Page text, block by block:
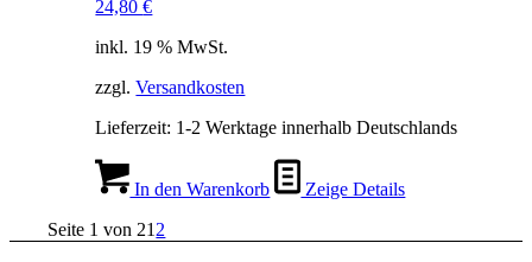
24,80€
inkl. 19 % MwSt.
zzgl.Versandkosten
Lieferzeit: 1-2 Werktage innerhalb Deutschlands
In den Warenkorb
Zeige Details
Seite 1 von 21 2